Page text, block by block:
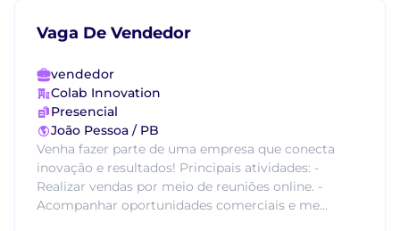
Vaga De Vendedor
vendedor
Colab Innovation
Presencial
João Pessoa / PB
Venha fazer parte de uma empresa que conecta
inovação e resultados! Principais atividades: -
Realizar vendas por meio de reuniões online. -
Acompanhar oportunidades comerciais e me...